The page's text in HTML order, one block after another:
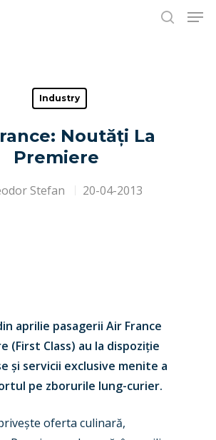
to search or ESC to close
Industry
Noutăți La
Premiere
Stefan 20-04-2013
aprilie pasagerii Air France
(First Class) au la dispoziție
și servicii exclusive menite a
pe zborurile lung-curier.
oferta culinară,